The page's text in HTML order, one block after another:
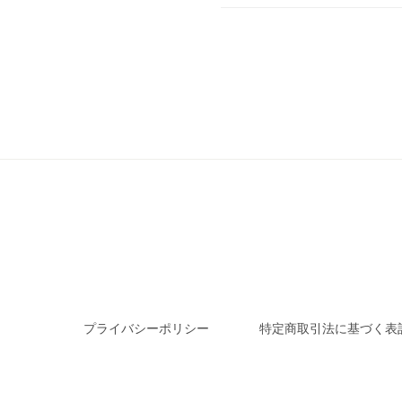
プライバシーポリシー 特定商取引法に基づく表